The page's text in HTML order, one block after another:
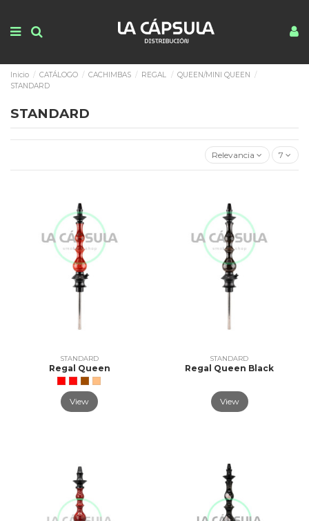
Inicio CATÁLOGO CACHIMBAS REGAL
QUEEN/MINI QUEEN
STANDARD
STANDARD
Relevancia 7
STANDARD
Regal Queen
View
STANDARD
Regal Queen Black
View